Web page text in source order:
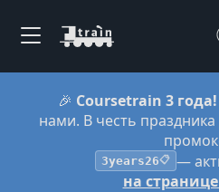
🎉 Coursetrain 3 года!
нами. В честь
3years26📋 —
на